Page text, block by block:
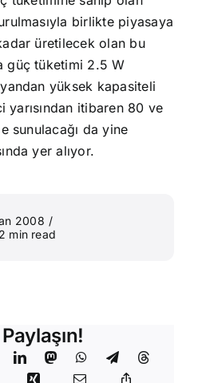
birlikte piyasaya
üretilecek olan bu
güç tüketimi 2.5 W
yüksek kapasiteli
yarısından itibaren 80 ve
sunulacağı da yine
yer alıyor.
2008 /
2 min read